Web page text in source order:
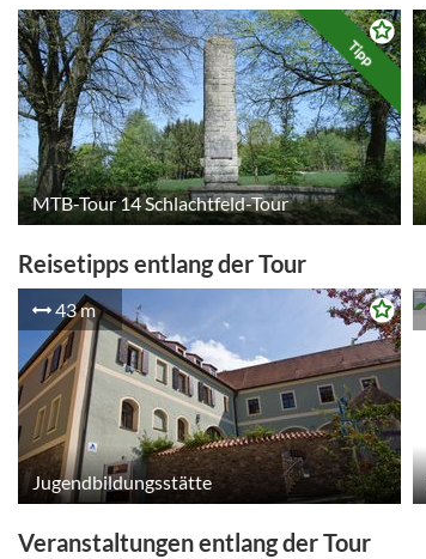
Tipp
MTB-Tour 14 Schlachtfeld-Tour
Reisetipps entlang der Tour
43 m
Jugendbildungsstätte
Veranstaltungen entlang der Tour